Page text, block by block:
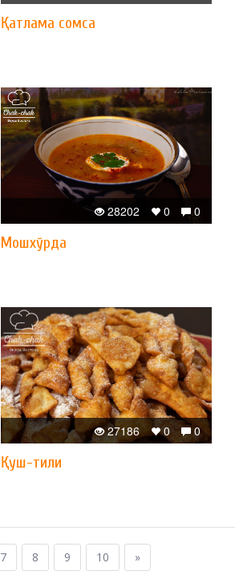
Қатлама сомса
0
0
28202
Мошхўрда
0
0
27186
Қуш-тили
7 8 9 10 »